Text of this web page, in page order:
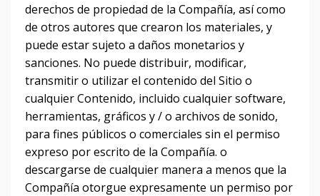
derechos de propiedad de la Compañía, así como
de otros autores que crearon los materiales, y
puede estar sujeto a daños monetarios y
sanciones. No puede distribuir, modificar,
transmitir o utilizar el contenido del Sitio o
cualquier Contenido, incluido cualquier software,
herramientas, gráficos y / o archivos de sonido,
para fines públicos o comerciales sin el permiso
expreso por escrito de la Compañía. o
descargarse de cualquier manera a menos que la
Compañía otorgue expresamente un permiso por